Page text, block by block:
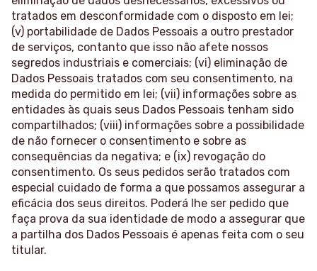
tratados em desconformidade com o disposto em lei;
(v) portabilidade de Dados Pessoais a outro prestador
de serviços, contanto que isso não afete nossos
segredos industriais e comerciais; (vi) eliminação de
Dados Pessoais tratados com seu consentimento, na
medida do permitido em lei; (vii) informações sobre as
entidades às quais seus Dados Pessoais tenham sido
compartilhados; (viii) informações sobre a possibilidade
de não fornecer o consentimento e sobre as
consequências da negativa; e (ix) revogação do
consentimento. Os seus pedidos serão tratados com
especial cuidado de forma a que possamos assegurar a
eficácia dos seus direitos. Poderá lhe ser pedido que
faça prova da sua identidade de modo a assegurar que
a partilha dos Dados Pessoais é apenas feita com o seu
titular.